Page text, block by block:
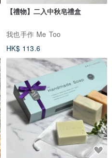
【禮物】二入中秋皂禮盒
我也手作 Me Too
HK$ 113.6